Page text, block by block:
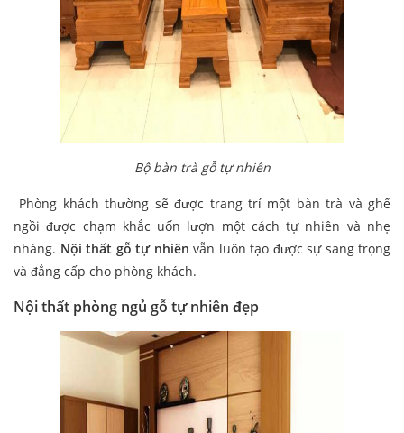
Bộ bàn trà gỗ tự nhiên
Phòng khách thường sẽ được trang trí một bàn trà và ghế
ngồi được chạm khắc uốn lượn một cách tự nhiên và nhẹ
nhàng. Nội thất gỗ tự nhiên vẫn luôn tạo được sự sang trọng
và đẳng cấp cho phòng khách.
Nội thất phòng ngủ gỗ tự nhiên đẹp